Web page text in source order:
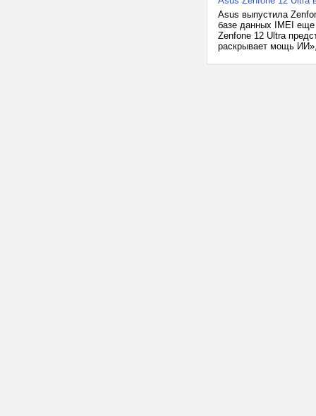
Asus выпустила
базе данных IMEI еще
Zenfone 12 Ultra
раскрывает мощь